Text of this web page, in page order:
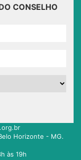
CONSELHO
Horizonte - MG.
às 19h